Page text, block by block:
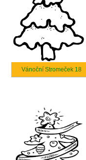
Vánoční Stromeček 18